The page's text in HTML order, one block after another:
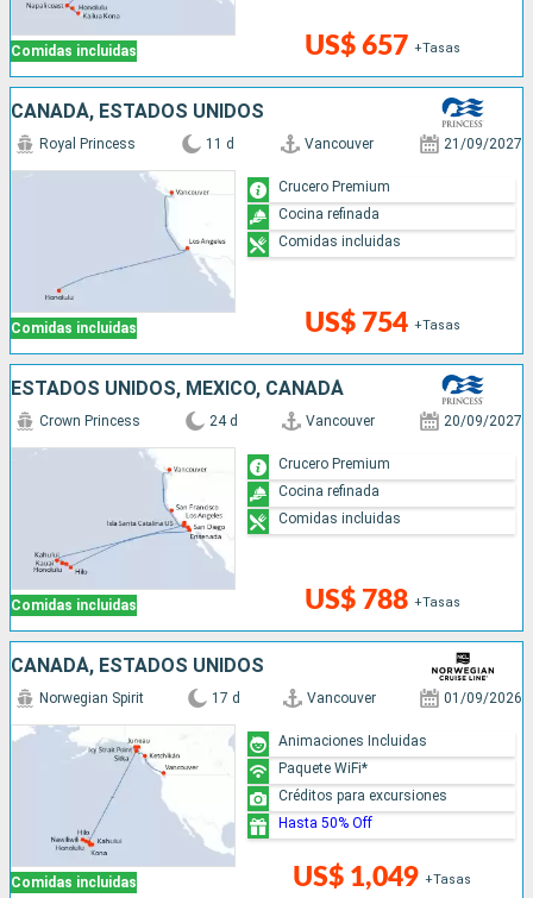
Comidas incluidas US$ 657 +Tasas
CANADÁ, ESTADOS UNIDOS
Comidas incluidas
Royal Princess 11 d Vancouver 21/09/2027
US$ 754 +Tasas
Crucero Premium
Cocina refinada
Comidas incluidas
ESTADOS UNIDOS, MÉXICO, CANADÁ
Comidas incluidas
Crown Princess 24 d Vancouver 20/09/2027
US$ 788 +Tasas
Crucero Premium
Cocina refinada
Comidas incluidas
CANADÁ, ESTADOS UNIDOS
Comidas incluidas
Norwegian Spirit 17 d Vancouver 01/09/2026
US$ 1,049 +Tasas
Animaciones Incluidas
Paquete WiFi*
Créditos para excursiones
Hasta 50% Off